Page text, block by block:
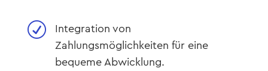
R
Integration von
Zahlungsmöglichkeiten für eine
bequeme Abwicklung.